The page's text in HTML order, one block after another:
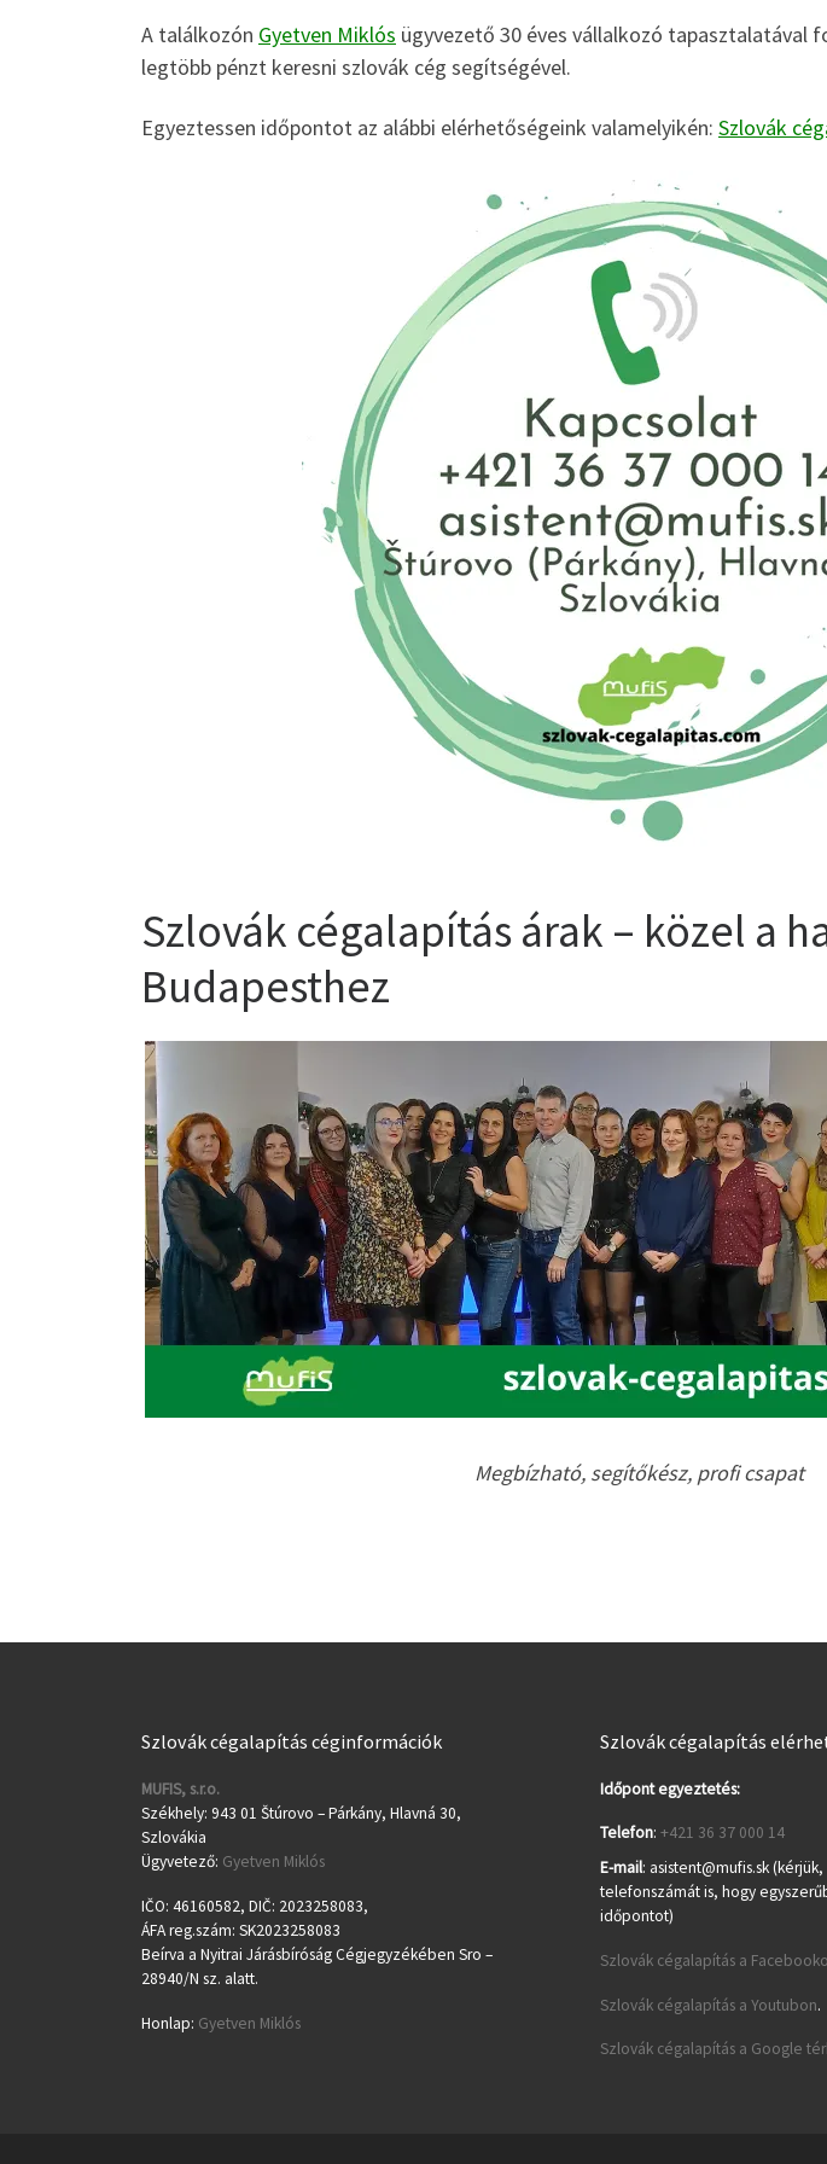
A találkozón Gyetven Miklós ügyvezető 30 éves vállalkozó tapasztalatával
legtöbb pénzt keresni szlovák cég segítségével.
Egyeztessen időpontot az alábbi elérhetőségeink valamelyikén: Szlovák
Szlovák cégalapítás árak – közel a
Budapesthez
Megbízható, segítőkész, profi csapat
Szlovák cégalapítás céginformációk
MUFIS, s.r.o.
Székhely: 943 01 Štúrovo – Párkány, Hlavná 30,
Szlovákia
Ügyvetező: Gyetven Miklós
IČO: 46160582, DIČ: 2023258083,
ÁFA reg.szám: SK2023258083
Beírva a Nyitrai Járásbíróság Cégjegyzékében Sro –
28940/N sz. alatt.
Honlap: Gyetven Miklós
Szlovák cégalapítás
Időpont egyeztetés:
Telefon: +421 36 37 000 14
E-mail: asistent@mufis.sk
telefonszámát is, hogy
időpontot)
Szlovák cégalapítás a
Szlovák cégalapítás a Youtubon.
Szlovák cégalapítás a Google